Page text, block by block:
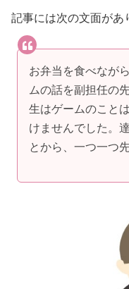
記事には次の文面があ
お弁当を食べなが
ムの話を副担任の
生はゲームのこと
けませんでした。
とから、一つ一つ